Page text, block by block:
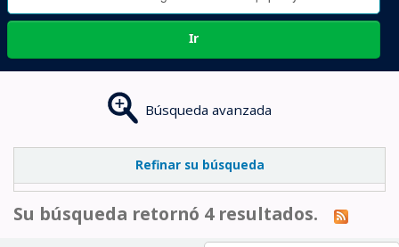
Ir
Búsqueda avanzada
Refinar su búsqueda
Su búsqueda retornó 4 resultados.